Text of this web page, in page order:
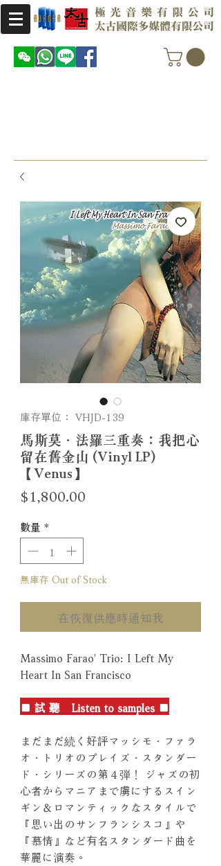
庫存單位： VHJD-139
馬斯莫．法羅三重奏：我把心
留在舊金山 (Vinyl LP)
【Venus】
$1,800.00
數量 *
無庫存 Out of Stock
在恢復供應時通知我
Massimo Farao' Trio: I Left My
Heart In San Francisco
■ 試 聽 Listen to samples ■
まだまだ続く好評マッシモ．ファラ
オ．トリオのプレイズ．スタンダー
ド．シリーズの第４弾！ ジャズの初
心者からマニアまで虜にするスイン
ギン＆ロマンティックなスタイルで
『思い出のサンフランシスコ』や
『慕情』など有名スタンダード曲を
華麗に演奏。